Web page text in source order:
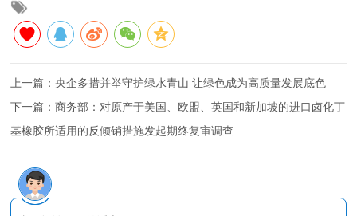
上一篇：央企多措并举守护绿水青山 让绿色成为高质量发展底色
下一篇：商务部：对原产于美国、欧盟、英国和新加坡的进口卤化丁
基橡胶所适用的反倾销措施发起期终复审调查